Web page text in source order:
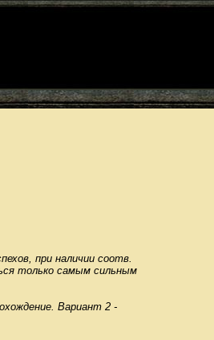
при наличии соотв.
только самым сильным
Вариант 2 -